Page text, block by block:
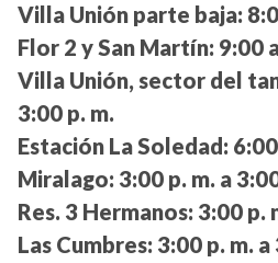
Villa Unión parte baja:
Flor 2 y San Martín: 9:00
Villa Unión, sector del
3:00 p. m.
Estación La Soledad:
Miralago: 3:00 p. m. a
Res. 3 Hermanos: 3:00 p.
Las Cumbres: 3:00 p. m. a